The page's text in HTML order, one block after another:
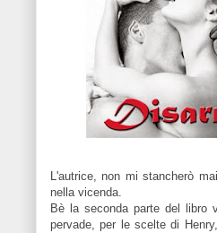
L'autrice, non mi stancherò
nella vicenda.
Bè la seconda parte del libro
pervade, per le scelte di